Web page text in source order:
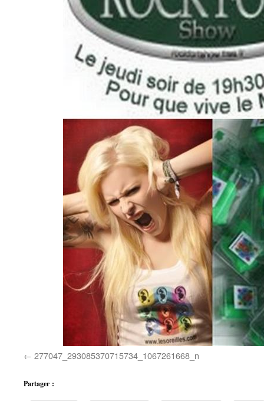
277047_293085370715734_1067261668_n
Partager :